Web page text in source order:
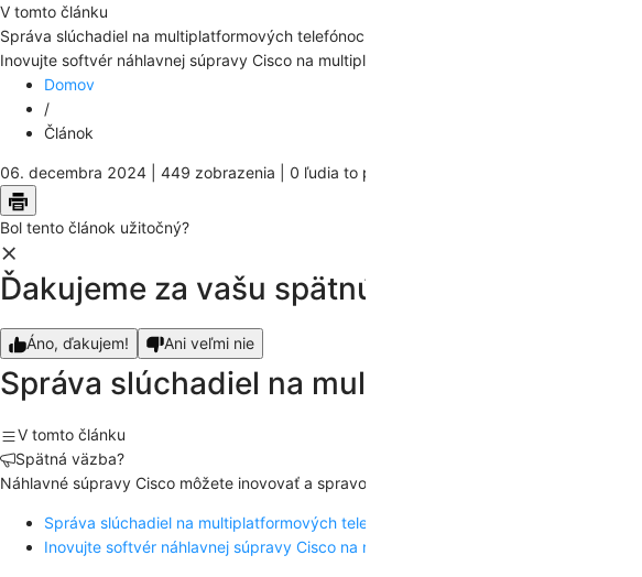
V tomto článku
Správa slúchadiel na multiplatformových telefónoch
Inovujte softvér náhlavnej súpravy Cisco na multiplatformovom telefóne
Domov
/
Článok
06. decembra 2024 | 449 zobrazenia | 0 ľudia to považujú za užitočné
Bol tento článok užitočný?
Ďakujeme za vašu spätnú väzbu.
Áno, ďakujem! Ani veľmi nie
Správa slúchadiel na multiplatformových
V tomto článku
Spätná väzba?
Náhlavné súpravy Cisco môžete inovovať a spravovať prostredníctvom webovej stránky
Správa slúchadiel na multiplatformových telefónoch
Inovujte softvér náhlavnej súpravy Cisco na multiplatformovom telefóne